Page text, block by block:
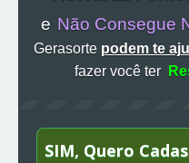
e Não Consegue
Gerasorte podem te
fazer você ter
SIM, Quero